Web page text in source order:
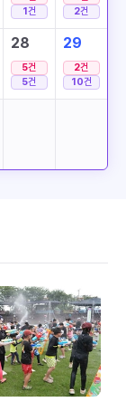
1건
2건
28
5건
5건
29
2건
10건